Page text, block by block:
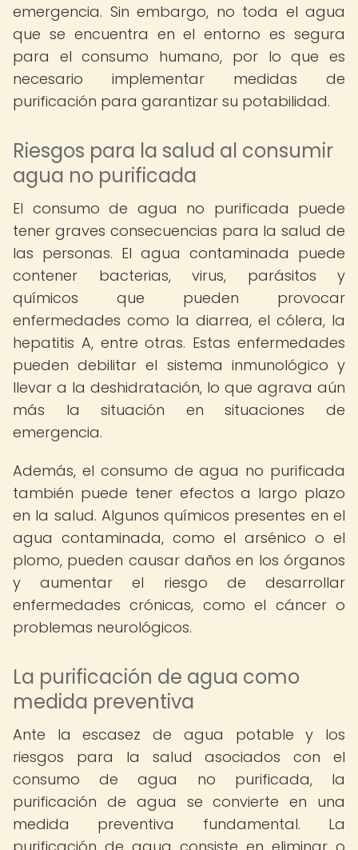
emergencia. Sin embargo, no toda el agua
que se encuentra en el entorno es segura
para el consumo humano, por lo que es
necesario implementar medidas de
purificación para garantizar su potabilidad.
Riesgos para la salud al consumir
agua no purificada
El consumo de agua no purificada puede
tener graves consecuencias para la salud de
las personas. El agua contaminada puede
contener bacterias, virus, parásitos y
químicos que pueden provocar
enfermedades como la diarrea, el cólera, la
hepatitis A, entre otras. Estas enfermedades
pueden debilitar el sistema inmunológico y
llevar a la deshidratación, lo que agrava aún
más la situación en situaciones de
emergencia.
Además, el consumo de agua no purificada
también puede tener efectos a largo plazo
en la salud. Algunos químicos presentes en el
agua contaminada, como el arsénico o el
plomo, pueden causar daños en los órganos
y aumentar el riesgo de desarrollar
enfermedades crónicas, como el cáncer o
problemas neurológicos.
La purificación de agua como
medida preventiva
Ante la escasez de agua potable y los
riesgos para la salud asociados con el
consumo de agua no purificada, la
purificación de agua se convierte en una
medida preventiva fundamental. La